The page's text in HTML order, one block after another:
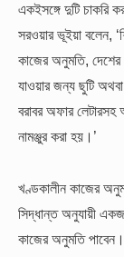
একইসঙ্গে দুটি চাকরি
সরওয়ার ভূইয়া বলেন,
কাজের অনুমতি, দেশের
যাওয়ার জন্য ছুটি
বরাবর অফার
নামঞ্জুর করা হয়।’
খণ্ডকালীন কাজের
সিদ্ধান্ত অনুযায়ী
কাজের অনুমতি পাবেন।